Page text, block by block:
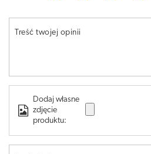
Treść twojej opinii
Dodaj własne
zdjęcie
produktu: